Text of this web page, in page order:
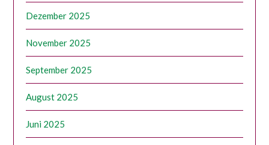
Dezember 2025
November 2025
September 2025
August 2025
Juni 2025